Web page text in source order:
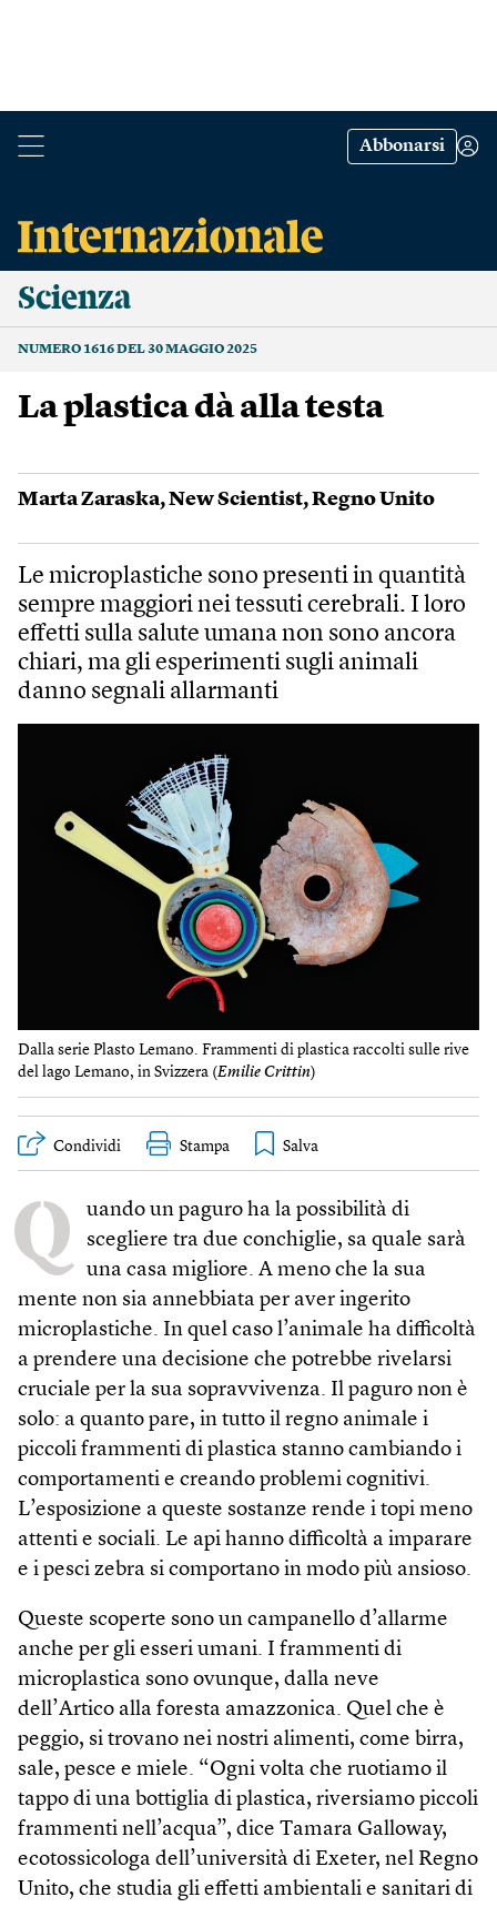
Abbonarsi
Scienza
NUMERO 1616 DEL 30 MAGGIO 2025
La plastica dà alla testa
Marta Zaraska,New Scientist,Regno Unito
Le microplastiche sono presenti in quantità
sempre maggiori nei tessuti cerebrali. I loro
effetti sulla salute umana non sono ancora
chiari, ma gli esperimenti sugli animali
danno segnali allarmanti
Dalla serie Plasto Lemano. Frammenti di plastica raccolti sulle rive
del lago Lemano, in Svizzera (Emilie Crittin)
Condividi Stampa
Q uando un paguro ha la possibilità di
scegliere tra due conchiglie, sa quale sarà
una casa migliore. A meno che la sua
mente non sia annebbiata per aver ingerito
microplastiche. In quel caso l’animale ha difficoltà
a prendere una decisione che potrebbe rivelarsi
cruciale per la sua sopravvivenza. Il paguro non è
solo: a quanto pare, in tutto il regno animale i
piccoli frammenti di plastica stanno cambiando i
comportamenti e creando problemi cognitivi.
L’esposizione a queste sostanze rende i topi meno
attenti e sociali. Le api hanno difficoltà a imparare
e i pesci zebra si comportano in modo più ansioso.
Queste scoperte sono un campanello d’allarme
anche per gli esseri umani. I frammenti di
microplastica sono ovunque, dalla neve
dell’Artico alla foresta amazzonica. Quel che è
peggio, si trovano nei nostri alimenti, come birra,
sale, pesce e miele. “Ogni volta che ruotiamo il
tappo di una bottiglia di plastica, riversiamo piccoli
frammenti nell’acqua”, dice Tamara Galloway,
ecotossicologa dell’università di Exeter, nel Regno
Unito, che studia gli effetti ambientali e sanitari di